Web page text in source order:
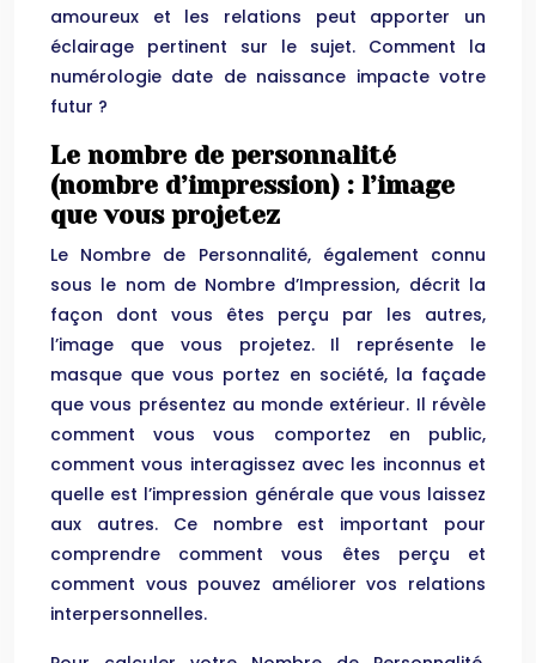
amoureux et les relations peut apporter un
éclairage pertinent sur le sujet. Comment la
numérologie date de naissance impacte votre
futur ?
Le nombre de personnalité
(nombre d’impression) : l’image
que vous projetez
Le Nombre de Personnalité, également connu
sous le nom de Nombre d’Impression, décrit la
façon dont vous êtes perçu par les autres,
l’image que vous projetez. Il représente le
masque que vous portez en société, la façade
que vous présentez au monde extérieur. Il révèle
comment vous vous comportez en public,
comment vous interagissez avec les inconnus et
quelle est l’impression générale que vous laissez
aux autres. Ce nombre est important pour
comprendre comment vous êtes perçu et
comment vous pouvez améliorer vos relations
interpersonnelles.